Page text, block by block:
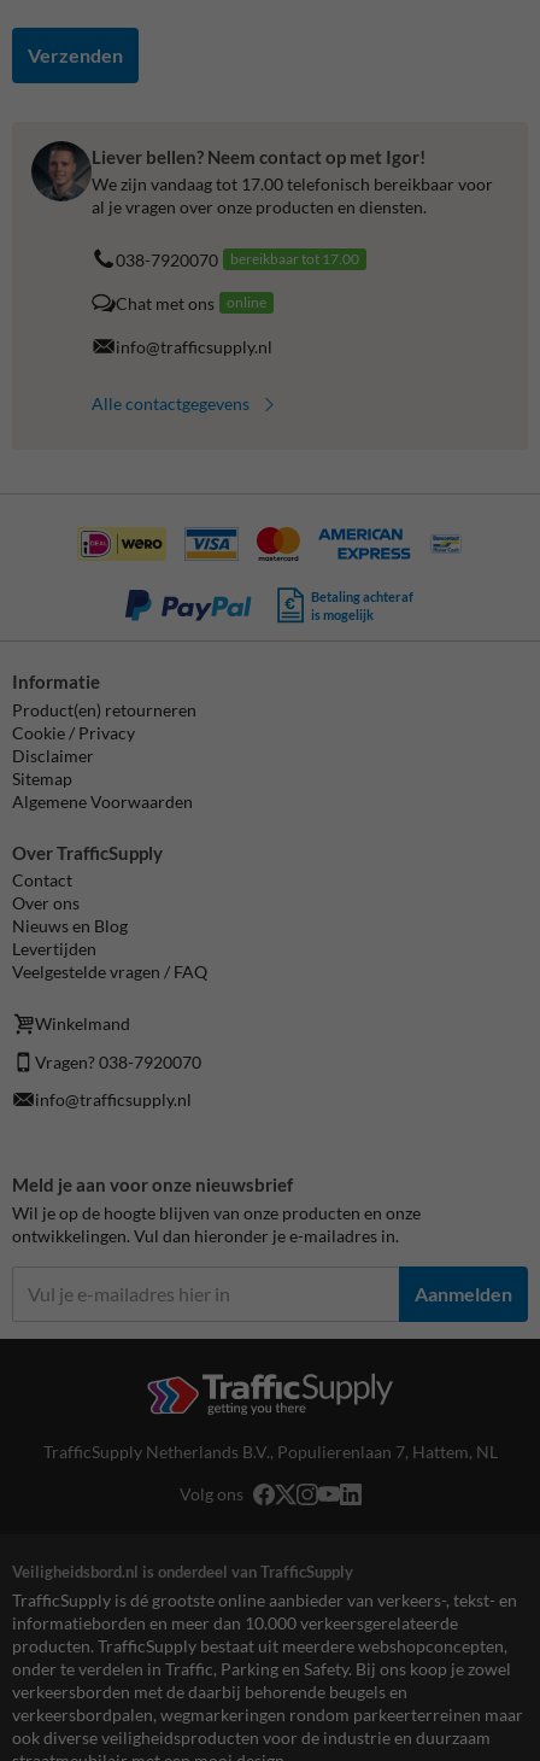
Verzenden
Liever bellen? Neem contact op met Igor!
We zijn vandaag tot 17.00 telefonisch bereikbaar voor
al je vragen over onze producten en diensten.
038-7920070 bereikbaar tot 17.00
Chat met ons online
info@trafficsupply.nl
Alle contactgegevens
Betaling achteraf
is mogelijk
Informatie
Product(en) retourneren
Cookie / Privacy
Disclaimer
Sitemap
Algemene Voorwaarden
Over TrafficSupply
Contact
Over ons
Nieuws en Blog
Levertijden
Veelgestelde vragen / FAQ
Winkelmand
Vragen? 038-7920070
info@trafficsupply.nl
Meld je aan voor onze nieuwsbrief
Wil je op de hoogte blijven van onze producten en onze
ontwikkelingen. Vul dan hieronder je e-mailadres in.
Aanmelden
TrafficSupply Netherlands B.V., Populierenlaan 7, Hattem, NL
Volg ons
Veiligheidsbord.nl is onderdeel van TrafficSupply
TrafficSupply is dé grootste online aanbieder van verkeers-, tekst- en
informatieborden en meer dan 10.000 verkeersgerelateerde
producten. TrafficSupply bestaat uit meerdere webshopconcepten,
onder te verdelen in Traffic, Parking en Safety. Bij ons koop je zowel
verkeersborden met de daarbij behorende beugels en
verkeersbordpalen, wegmarkeringen rondom parkeerterreinen maar
ook diverse veiligheidsproducten voor de industrie en duurzaam